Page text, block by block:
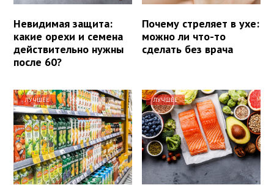
Невидимая защита:
какие орехи и семена
действительно нужны
после 60?
Почему стреляет в ухе:
можно ли что-то
сделать без врача
ЛУЧШЕЕ ЛУЧШЕЕ